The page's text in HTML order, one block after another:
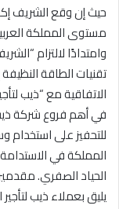
حيث إن وقع الشريف
مستوى المملكة
وامتدادًا لالتزام
تقنيات الطاقة
الاتفاقية مع “ذيب
في أهم فروع شركة
للتحفيز على استخدام
المملكة في
الحياد الصفري.
يليق بعملاء ذيب لتأجير